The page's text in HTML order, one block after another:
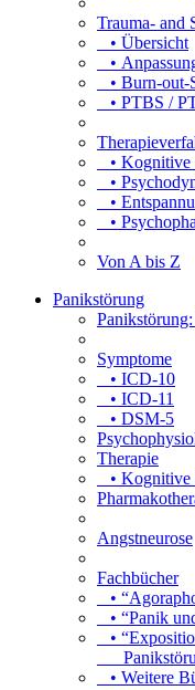
Trauma- and
• Übersicht
•
• Burn-out-
• PTBS /
• Kognitive
•
•
•
Von A bis Z
Panikstörung
Symptome
• ICD-10
• ICD-11
• DSM-5
Therapie
• Kognitive
Angstneurose
Fachbücher
•
• “Panik
•
• Weitere